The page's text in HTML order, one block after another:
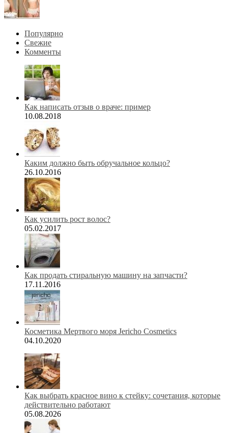
Популярно
Свежие
Комменты
Как написать отзыв о враче: пример
10.08.2018
Каким должно быть обручальное кольцо?
26.10.2016
Как усилить рост волос?
05.02.2017
Как продать стиральную машину на запчасти?
17.11.2016
Косметика Мертвого моря Jericho Cosmetics
04.10.2020
Как выбрать красное вино к стейку: сочетания, которые
действительно работают
05.08.2026